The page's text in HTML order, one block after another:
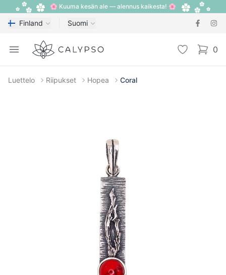
🌸 Kuuma kesän ale — alennus kaikesta! 🌸
Finland Suomi
Open menu
Calypso Toivelista 0
items
Luettelo Riipukset Hopea Coral